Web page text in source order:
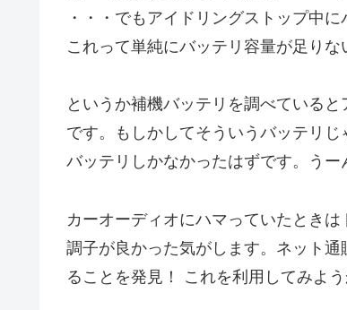
・・・でもアイドリングストップ中
これって単純にバッテリ容量が足りな
というか補機バッテリを調べている
です。もしかしてそういうバッテリ
バッテリしかなかったはずです。うー
カーオーディオにハマっていたとき
調子が良かった気がします。ネット
ることを発見！ これを利用してみよ